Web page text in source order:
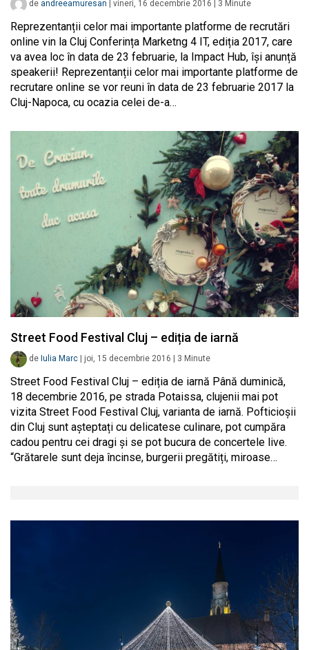
de andreeamuresan vineri, 16 decembrie 2016 3 Minute
Reprezentanții celor mai importante platforme de recrutări
online vin la Cluj Conferința Marketng 4 IT, ediția 2017, care
va avea loc în data de 23 februarie, la Impact Hub, își anunță
speakerii! Reprezentanții celor mai importante platforme de
recrutare online se vor reuni în data de 23 februarie 2017 la
Cluj-Napoca, cu ocazia celei de-a…
Street Food Festival Cluj – ediția de iarnă
de Iulia Marc joi, 15 decembrie 2016 3 Minute
Street Food Festival Cluj – ediția de iarnă Până duminică,
18 decembrie 2016, pe strada Potaissa, clujenii mai pot
vizita Street Food Festival Cluj, varianta de iarnă. Pofticioșii
din Cluj sunt așteptați cu delicatese culinare, pot cumpăra
cadou pentru cei dragi și se pot bucura de concertele live.
“Grătarele sunt deja încinse, burgerii pregătiți, miroase…